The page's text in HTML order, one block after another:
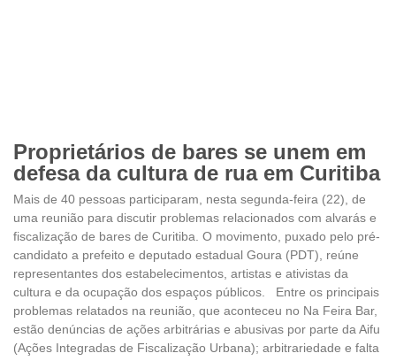
Proprietários de bares se unem em
defesa da cultura de rua em Curitiba
Mais de 40 pessoas participaram, nesta segunda-feira (22), de
uma reunião para discutir problemas relacionados com alvarás e
fiscalização de bares de Curitiba. O movimento, puxado pelo pré-
candidato a prefeito e deputado estadual Goura (PDT), reúne
representantes dos estabelecimentos, artistas e ativistas da
cultura e da ocupação dos espaços públicos. Entre os principais
problemas relatados na reunião, que aconteceu no Na Feira Bar,
estão denúncias de ações arbitrárias e abusivas por parte da Aifu
(Ações Integradas de Fiscalização Urbana); arbitrariedade e falta